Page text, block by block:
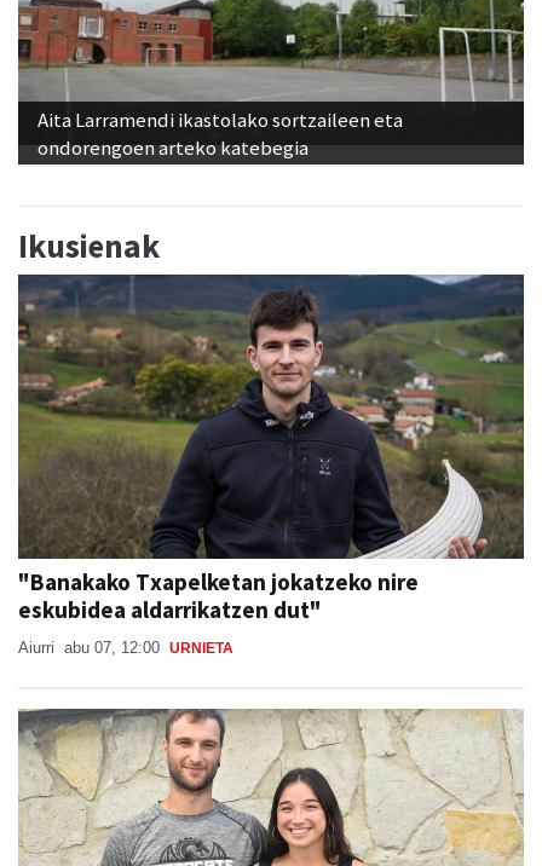
Aita Larramendi ikastolako sortzaileen eta
ondorengoen arteko katebegia
Ikusienak
"Banakako Txapelketan jokatzeko nire
eskubidea aldarrikatzen dut"
Aiurri abu 07, 12:00 URNIETA